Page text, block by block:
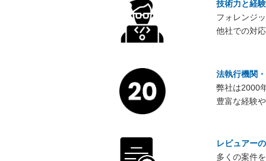
技術力と経
フォレンジ
他社での対
法執行機関
弊社は2000
豊富な経験
レビュアー
多くの案件